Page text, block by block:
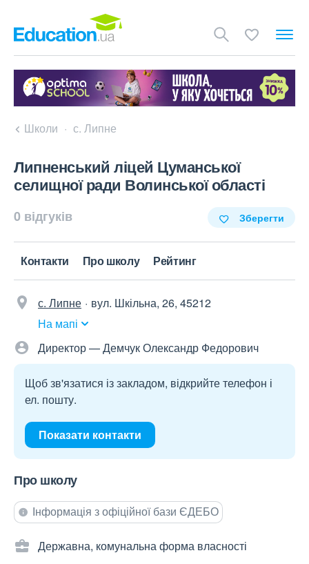
Школи с. Липне
Липненський ліцей Цуманської
селищної ради Волинської області
0 відгуків Зберегти
Контакти Про школу Рейтинг
с. Липне
вул. Шкільна, 26, 45212
На мапі
Директор — Демчук Олександр Федорович
Щоб зв'язатися із закладом, відкрийте телефон і
ел. пошту.
Показати контакти
Про школу
Інформація з офіційної бази ЄДЕБО
Державна, комунальна форма власності